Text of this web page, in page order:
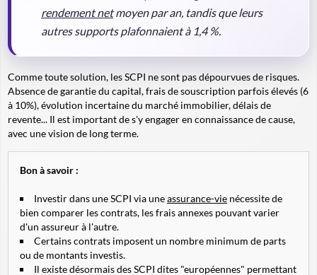
rendement netmoyen par an, tandis que leurs
autres supports plafonnaient à 1,4 %.
Comme toute solution, les SCPI ne sont pas dépourvues de risques.
Absence de garantie du capital, frais de souscription parfois élevés (6
à 10%), évolution incertaine du marché immobilier, délais de
revente... Il est important de s'y engager en connaissance de cause,
avec une vision de long terme.
Bon à savoir :
Investir dans une SCPI via uneassurance-vie nécessite de
bien comparer les contrats, les frais annexes pouvant varier
d'un assureur à l'autre.
Certains contrats imposent un nombre minimum de parts
ou de montants investis.
Il existe désormais des SCPI dites "européennes" permettant